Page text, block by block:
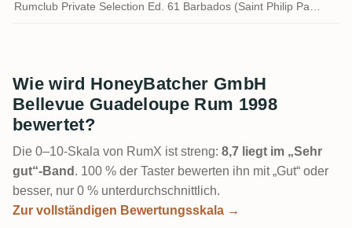
Wie wird HoneyBatcher GmbH
Bellevue Guadeloupe Rum 1998
bewertet?
Die 0–10-Skala von RumX ist streng: 8,7 liegt im „Sehr
gut“-Band . 100 % der Taster bewerten ihn mit „Gut“ oder
besser, nur 0 % unterdurchschnittlich.
Zur vollständigen Bewertungsskala →